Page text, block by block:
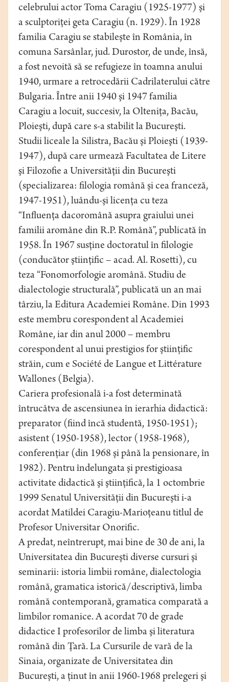
celebrului actor Toma Caragiu (1925-1977) şi
a sculptoriţei geta Caragiu (n. 1929). În 1928
familia Caragiu se stabileşte în România, în
comuna Sarsânlar, jud. Durostor, de unde, însă,
a fost nevoită să se refugieze în toamna anului
1940, urmare a retrocedării Cadrilaterului către
Bulgaria. Între anii 1940 şi 1947 familia
Caragiu a locuit, succesiv, la Olteniţa, Bacău,
Ploieşti, după care s-a stabilit la Bucureşti.
Studii liceale la Silistra, Bacău şi Ploieşti (1939-
1947), după care urmează Facultatea de Litere
şi Filozofie a Universităţii din Bucureşti
(specializarea: filologia română şi cea franceză,
1947-1951), luându-şi licenţa cu teza
“Influenţa dacoromână asupra graiului unei
familii aromâne din R.P. Română”, publicată în
1958. În 1967 susţine doctoratul în filologie
(conducător ştiinţific – acad. Al. Rosetti), cu
teza “Fonomorfologie aromână. Studiu de
dialectologie structurală”, publicată un an mai
târziu, la Editura Academiei Române. Din 1993
este membru corespondent al Academiei
Române, iar din anul 2000 – membru
corespondent al unui prestigios for ştiinţific
străin, cum e Société de Langue et Littérature
Wallones (Belgia).
Cariera profesională i-a fost determinată
întrucâtva de ascensiunea în ierarhia didactică:
preparator (fiind încă studentă, 1950-1951);
asistent (1950-1958), lector (1958-1968),
conferenţiar (din 1968 şi până la pensionare, în
1982). Pentru îndelungata şi prestigioasa
activitate didactică şi ştiinţifică, la 1 octombrie
1999 Senatul Universităţii din Bucureşti i-a
acordat Matildei Caragiu-Marioţeanu titlul de
Profesor Universitar Onorific.
A predat, neîntrerupt, mai bine de 30 de ani, la
Universitatea din Bucureşti diverse cursuri şi
seminarii: istoria limbii române, dialectologia
română, gramatica istorică/descriptivă, limba
română contemporană, gramatica comparată a
limbilor romanice. A acordat 70 de grade
didactice I profesorilor de limba şi literatura
română din Ţară. La Cursurile de vară de la
Sinaia, organizate de Universitatea din
Bucureşti, a ţinut în anii 1960-1968 prelegeri şi